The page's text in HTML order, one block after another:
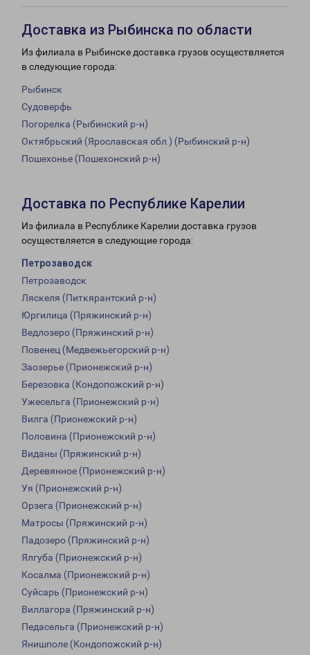
Доставка из Рыбинска по области
Из филиала в Рыбинске доставка грузов осуществляется
в следующие города:
Рыбинск
Судоверфь
Погорелка (Рыбинский р-н)
Октябрьский (Ярославская обл.) (Рыбинский р-н)
Пошехонье (Пошехонский р-н)
Доставка по Республике Карелии
Из филиала в Республике Карелии доставка грузов
осуществляется в следующие города:
Петрозаводск
Петрозаводск
Ляскеля (Питкярантский р-н)
Юргилица (Пряжинский р-н)
Ведлозеро (Пряжинский р-н)
Повенец (Медвежьегорский р-н)
Заозерье (Прионежский р-н)
Березовка (Кондопожский р-н)
Ужесельга (Прионежский р-н)
Вилга (Прионежский р-н)
Половина (Прионежский р-н)
Виданы (Пряжинский р-н)
Деревянное (Прионежский р-н)
Уя (Прионежский р-н)
Орзега (Прионежский р-н)
Матросы (Пряжинский р-н)
Падозеро (Пряжинский р-н)
Ялгуба (Прионежский р-н)
Косалма (Прионежский р-н)
Суйсарь (Прионежский р-н)
Виллагора (Пряжинский р-н)
Педасельга (Прионежский р-н)
Янишполе (Кондопожский р-н)